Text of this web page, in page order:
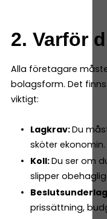
2. Varför
Alla företagare
bolagsform. Det
viktigt:
Lagkrav:Du
sköter ekonomin.
Koll:Du ser om
slipper
prissättning,